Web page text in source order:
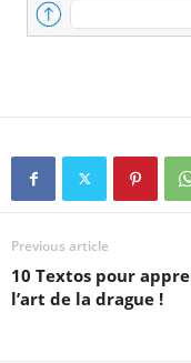
Previous article
10 Textos pour
l’art de la drague !